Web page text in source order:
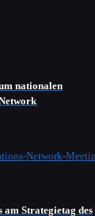
nationalen
Strategietag des